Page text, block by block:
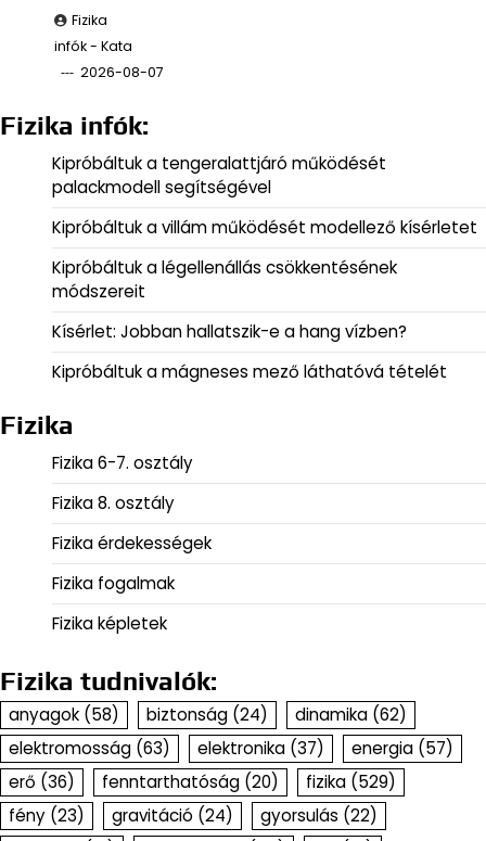
Fizika
infók - Kata
2026-08-07
Fizika infók:
Kipróbáltuk a tengeralattjáró működését
palackmodell segítségével
Kipróbáltuk a villám működését modellező kísérletet
Kipróbáltuk a légellenállás csökkentésének
módszereit
Kísérlet: Jobban hallatszik-e a hang vízben?
Kipróbáltuk a mágneses mező láthatóvá tételét
Fizika
Fizika 6-7. osztály
Fizika 8. osztály
Fizika érdekességek
Fizika fogalmak
Fizika képletek
Fizika tudnivalók:
anyagok (58) biztonság (24) dinamika (62)
elektromosság (63) elektronika (37) energia (57)
erő (36) fenntarthatóság (20) fizika (529)
fény (23) gravitáció (24) gyorsulás (22)